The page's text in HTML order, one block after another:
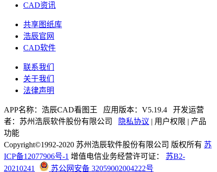
CAD资讯
共享图纸库
浩辰官网
CAD软件
联系我们
关于我们
法律声明
APP名称： 浩辰CAD看图王 应用版本：V5.19.4
开发运营
者：苏州浩辰软件股份有限公司
隐私协议 | 用户权限 | 产品
功能
Copyright©1992-2020 苏州浩辰软件股份有限公司 版权所有 苏
ICP备12077906号-1 增值电信业务经营许可证： 苏B2-
20210241
苏公网安备 32059002004222号